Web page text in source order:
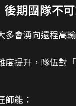
期團隊不
多會湧向遠程高
度提升，隊伍對
師能：